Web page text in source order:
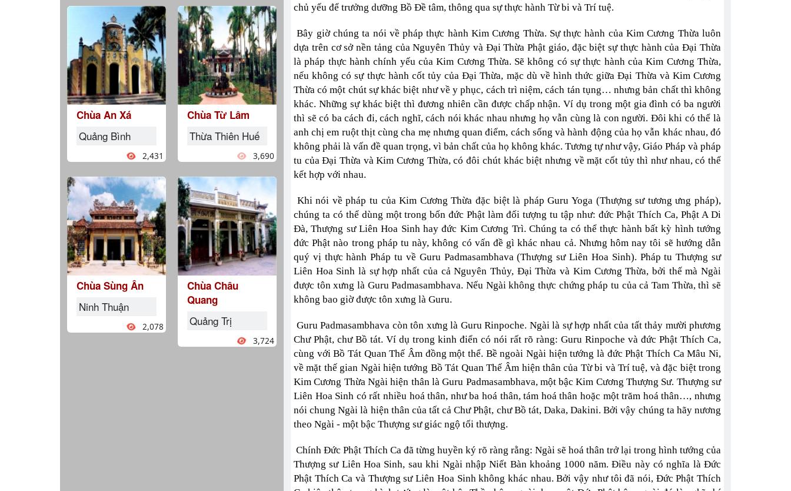
Chùa An Xá
Quảng Bình
2,431
Chùa Sùng Ân
Ninh Thuận
2,078
Chùa Từ Lâm
Thừa Thiên Huế
3,690
Chùa Châu
Quang
Quảng Trị
3,724
chủ yếu để trưởng dưỡng Bồ Đề tâm, thông qua sự thực hành Từ bi và Trí tuệ.
Bây giờ chúng ta nói về pháp thực hành Kim Cương Thừa. Sự thực hành của Kim Cương Thừa luôn
dựa trên cơ sở nền tảng của Nguyên Thủy và Đại Thừa Phật giáo, đặc biệt sự thực hành của Đại Thừa
là pháp thực hành chính yếu của Kim Cương Thừa. Sẽ không có sự thực hành của Kim Cương Thừa,
nếu không có sự thực hành cốt tủy của Đại Thừa, mặc dù về hình thức giữa Đại Thừa và Kim Cương
Thừa có một chút sự khác biệt như về y phục, cách trì niệm, cách tán tụng… nhưng bản chất thì không
khác. Những sự khác biệt thì đương nhiên cần được chấp nhận. Ví dụ trong một gia đình có ba người
thì sẽ có ba cách đi, cách nghĩ, cách nói khác nhau nhưng họ vẫn cùng là con người. Đôi khi có thể là
anh chị em ruột thịt cùng cha mẹ nhưng quan điểm, cách sống và hành động của họ vẫn khác nhau, đó
không phải là vấn đề quan trọng, vì bản chất của họ không khác. Tương tự như vậy, Giáo Pháp và pháp
tu của Đại Thừa và Kim Cương Thừa, có đôi chút khác biệt nhưng về mặt cốt tủy thì như nhau, có thể
kết hợp với nhau.
Khi nói về pháp tu của Kim Cương Thừa đặc biệt là pháp Guru Yoga (Thượng sư tương ưng pháp),
chúng ta có thể dùng một trong bốn đức Phật làm đối tượng tu tập như: đức Phật Thích Ca, Phật A Di
Đà, Thượng sư Liên Hoa Sinh hay đức Kim Cương Trì. Chúng ta có thể thực hành bất kỳ hình tướng
đức Phật nào trong pháp tu này, không có vấn đề gì khác nhau cả. Nhưng hôm nay tôi sẽ hướng dẫn
quý vị thực hành Pháp tu về Guru Padmasambhava (Thượng sư Liên Hoa Sinh). Pháp tu Thượng sư
Liên Hoa Sinh là sự hợp nhất của cả Nguyên Thủy, Đại Thừa và Kim Cương Thừa, bởi thế mà Ngài
được tôn xưng là Guru Padmasambhava. Nếu Ngài không thực chứng pháp tu của cả Tam Thừa, thì sẽ
không bao giờ được tôn xưng là Guru.
Guru Padmasambhava còn tôn xưng là Guru Rinpoche. Ngài là sự hợp nhất của tất thảy mười phương
Chư Phật, chư Bồ tát. Ví dụ trong kinh điển có nói rất rõ ràng: Guru Rinpoche và đức Phật Thích Ca,
cùng với Bồ Tát Quan Thế Âm đồng một thể. Bề ngoài Ngài hiện tướng là đức Phật Thích Ca Mâu Ni,
về mặt thế gian Ngài hiện tướng Bồ Tát Quan Thế Âm hiện thân của Từ bi và Trí tuệ, và đặc biệt trong
Kim Cương Thừa Ngài hiện thân là Guru Padmasambhava, một bậc Kim Cương Thượng Sư. Thượng sư
Liên Hoa Sinh có rất nhiều hoá thân, như ba hoá thân, tám hoá thân hoặc một trăm hoá thân…, nhưng
nói chung Ngài là hiện thân của tất cả Chư Phật, chư Bồ tát, Daka, Dakini. Bởi vậy chúng ta hãy nương
theo Ngài - một bậc Thượng sư giác ngộ tối thượng.
Chính Đức Phật Thích Ca đã từng huyền ký rõ ràng rằng: Ngài sẽ hoá thân trở lại trong hình tướng của
Thượng sư Liên Hoa Sinh, sau khi Ngài nhập Niết Bàn khoảng 1000 năm. Điều này có nghĩa là Đức
Phật Thích Ca và Thượng sư Liên Hoa Sinh không khác nhau. Bởi vậy như tôi đã nói, Đức Phật Thích